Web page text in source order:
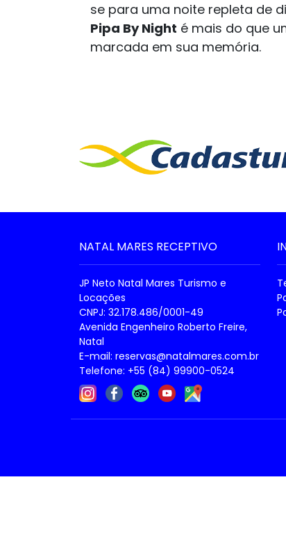
se para uma noite repleta de
Pipa By Night é mais do que
marcada em sua memória.
NATAL MARES RECEPTIVO
JP Neto Natal Mares Turismo e
Locações
CNPJ: 32.178.486/0001-49
Avenida Engenheiro Roberto Freire,
Natal
E-mail: reservas@natalmares.com.br
Telefone: +55 (84) 99900-0524